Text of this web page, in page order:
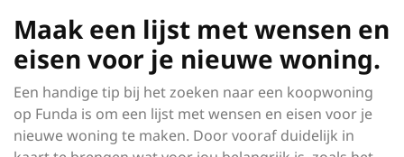
Maak een lijst met wensen en
eisen voor je nieuwe woning.
Een handige tip bij het zoeken naar een koopwoning
op Funda is om een lijst met wensen en eisen voor je
nieuwe woning te maken. Door vooraf duidelijk in